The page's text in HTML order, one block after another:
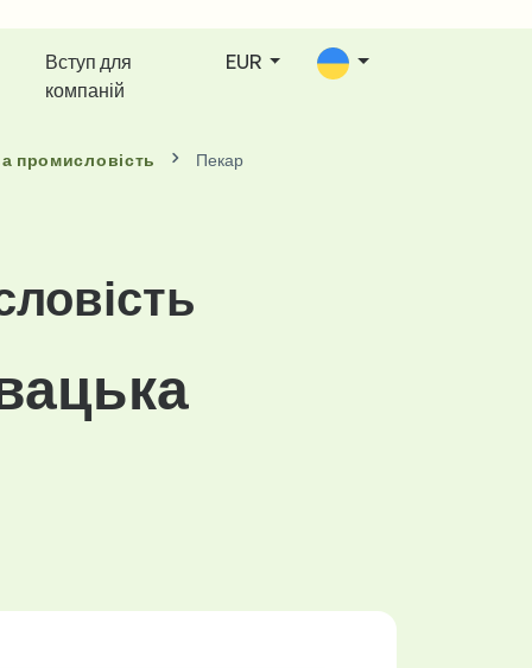
Вступ для
компаній
EUR
промисловість Пекар